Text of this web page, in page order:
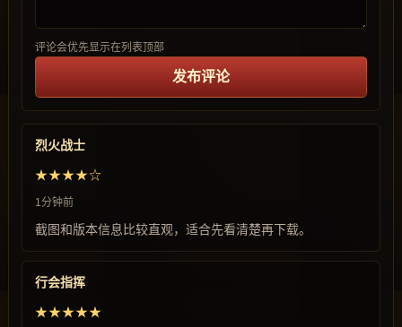
评论会优先显示在列表顶部
发布评论
烈火战士
★★★★☆
1分钟前
截图和版本信息比较直观，适合先看清楚再下载。
行会指挥
★★★★★